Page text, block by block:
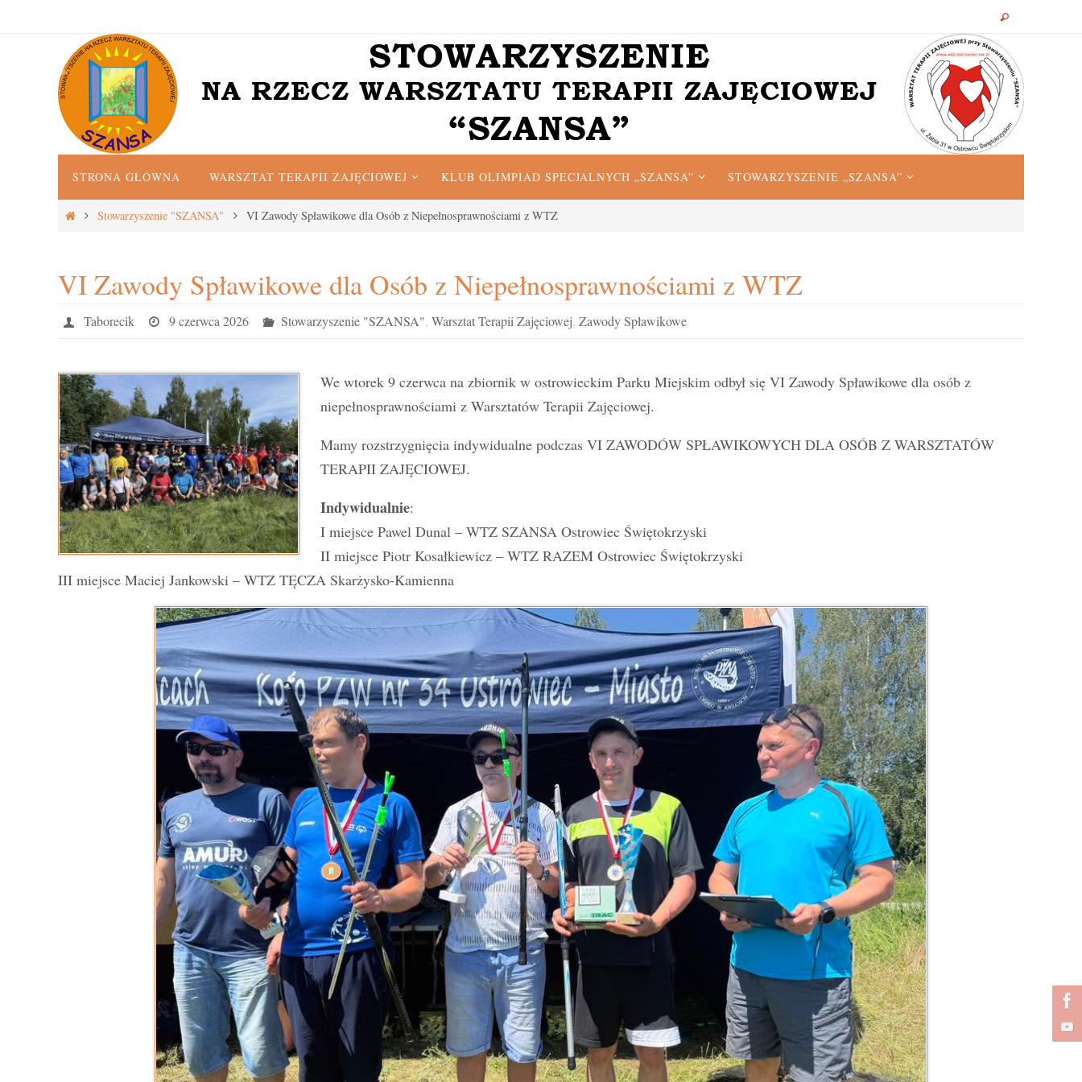
treści
STRONA GŁÓWNA WARSZTAT TERAPII ZAJĘCIOWEJ KLUB OLIMPIAD SPECJALNYCH „SZANSA” STOWARZYSZENIE „SZANSA”
StronaStowarzyszenie "SZANSA" VI Zawody Spławikowe dla Osób z Niepełnosprawnościami z WTZ
VI Zawody Spławikowe dla Osób z Niepełnosprawnościami z WTZ
Taborecik 9 czerwca 2026 Stowarzyszenie "SZANSA",Warsztat Terapii Zajęciowej,Zawody Spławikowe
We wtorek 9 czerwca na zbiornik w ostrowieckim Parku Miejskim odbył się VI Zawody Spławikowe dla osób z
niepełnosprawnościami z Warsztatów Terapii Zajęciowej.
Mamy rozstrzygnięcia indywidualne podczas VI ZAWODÓW SPŁAWIKOWYCH DLA OSÓB Z WARSZTATÓW
TERAPII ZAJĘCIOWEJ.
Indywidualnie:
I miejsce Pawel Dunal – WTZ SZANSA Ostrowiec Świętokrzyski
II miejsce Piotr Kosałkiewicz – WTZ RAZEM Ostrowiec Świętokrzyski
III miejsce Maciej Jankowski – WTZ TĘCZA Skarżysko-Kamienna